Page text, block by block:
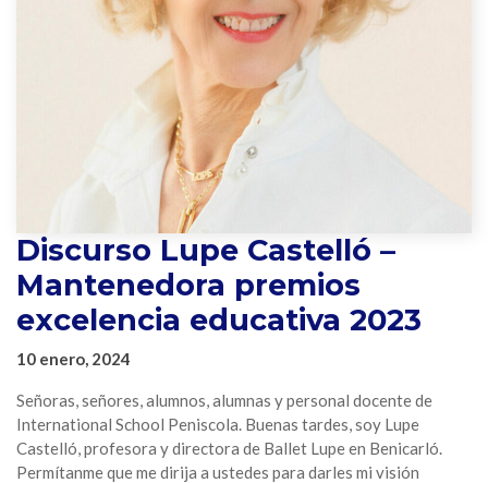
Discurso Lupe Castelló –
Mantenedora premios
excelencia educativa 2023
10 enero, 2024
Señoras, señores, alumnos, alumnas y personal docente de
International School Peniscola. Buenas tardes, soy Lupe
Castelló, profesora y directora de Ballet Lupe en Benicarló.
Permítanme que me dirija a ustedes para darles mi visión